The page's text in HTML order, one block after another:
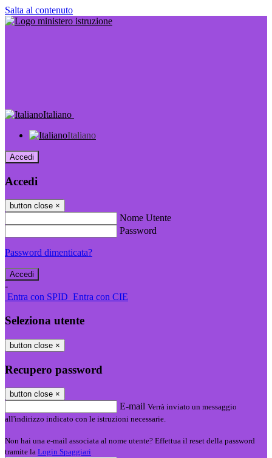
Salta al contenuto
Italiano
Italiano
Accedi
Accedi
button close ×
Nome Utente
Password
Password dimenticata?
-
Entra con SPID Entra con CIE
Seleziona utente
button close ×
Recupero password
button close ×
E-mail Verrà inviato un messaggio
all'indirizzo indicato con le istruzioni necessarie.
Non hai una e-mail associata al nome utente? Effettua il reset della password
tramite la Login Spaggiari